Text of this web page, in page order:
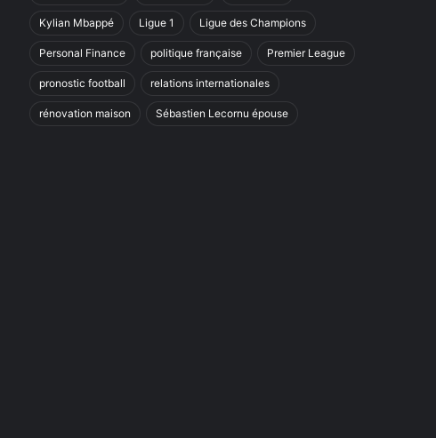
Kylian Mbappé Ligue 1 Ligue des Champions
Personal Finance politique française Premier League
pronostic football relations internationales
rénovation maison Sébastien Lecornu épouse